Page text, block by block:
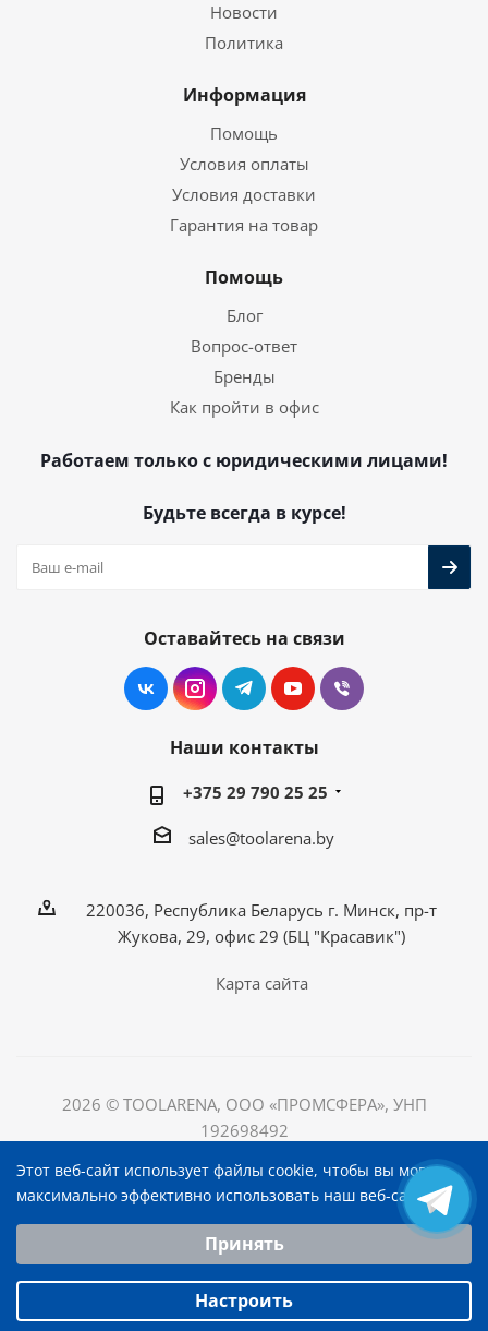
Новости
Политика
Информация
Помощь
Условия оплаты
Условия доставки
Гарантия на товар
Помощь
Блог
Вопрос-ответ
Бренды
Как пройти в офис
Работаем только с юридическими лицами!
Будьте всегда в курсе!
Оставайтесь на связи
Наши контакты
+375 29 790 25 25
sales@toolarena.by
220036, Республика Беларусь г. Минск, пр-т
Жукова, 29, офис 29 (БЦ "Красавик")
Карта сайта
2026 © TOOLARENA, ООО «ПРОМСФЕРА», УНП
192698492
29, офис 29, БЦ "Красавик"
Этот веб-сайт использует файлы cookie, чтобы вы могли
максимально эффективно использовать наш веб-сайт.
Выберите настройки cookie
Аналитические/Функциональные
Принять
Настроить